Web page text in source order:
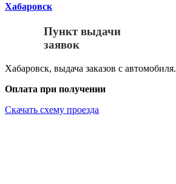
Хабаровск
Пункт выдачи
заявок
Хабаровск, выдача заказов с автомобиля.
Оплата при получении
Скачать схему проезда